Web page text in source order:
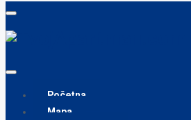
Početna
Mapa